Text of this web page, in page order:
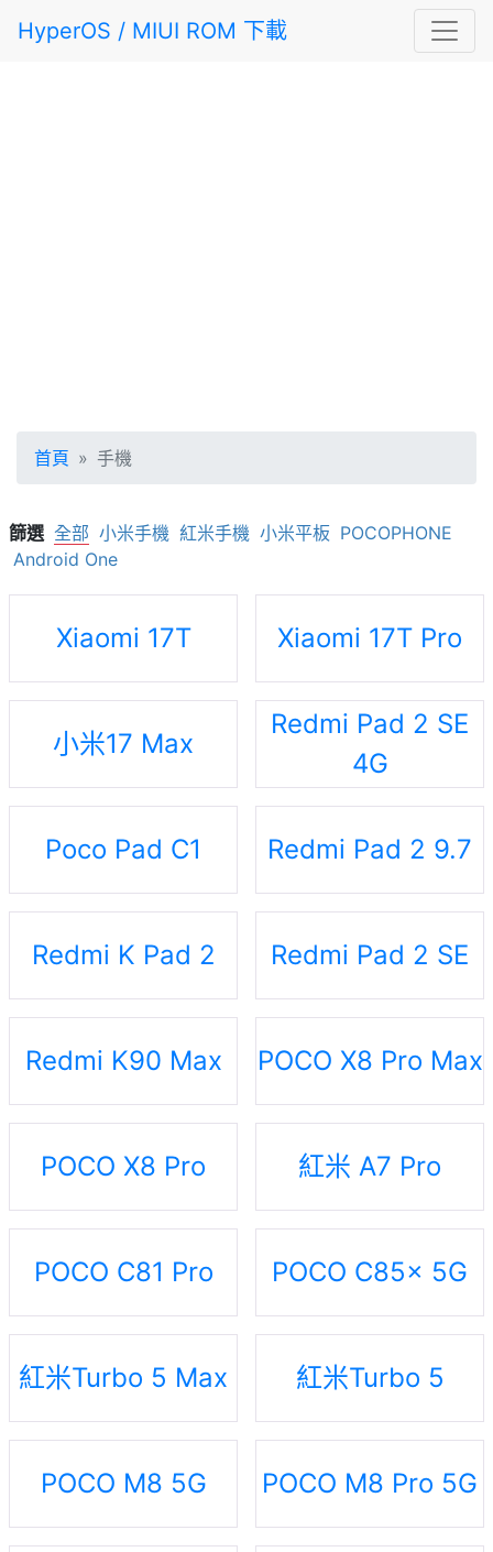
HyperOS / MIUI ROM 下載
首頁 手機
篩選 全部 小米手機 紅米手機 小米平板 POCOPHONE
Android One
Xiaomi 17T Xiaomi 17T Pro
小米17 Max
Redmi Pad 2 SE
4G
Poco Pad C1 Redmi Pad 2 9.7
Redmi K Pad 2 Redmi Pad 2 SE
Redmi K90 Max POCO X8 Pro Max
POCO X8 Pro 紅米 A7 Pro
POCO C81 Pro POCO C85x 5G
紅米Turbo 5 Max 紅米Turbo 5
POCO M8 5G POCO M8 Pro 5G